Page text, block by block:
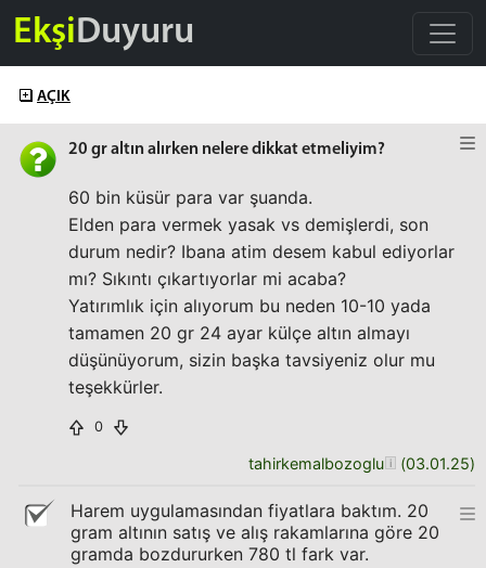
EkşiDuyuru
AÇIK
20 gr altın alırken nelere dikkat etmeliyim?
60 bin küsür para var şuanda.
Elden para vermek yasak vs demişlerdi, son
durum nedir? Ibana atim desem kabul ediyorlar
mı? Sıkıntı çıkartıyorlar mi acaba?
Yatırımlık için alıyorum bu neden 10-10 yada
tamamen 20 gr 24 ayar külçe altın almayı
düşünüyorum, sizin başka tavsiyeniz olur mu
teşekkürler.
0
tahirkemalbozoglu (03.01.25)
Harem uygulamasından fiyatlara baktım. 20
gram altının satış ve alış rakamlarına göre 20
gramda bozdururken 780 tl fark var.